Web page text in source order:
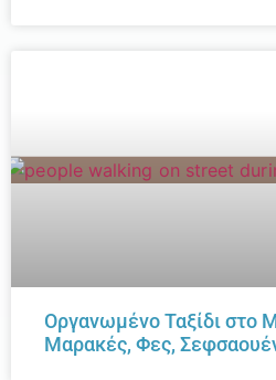
Οργανωμένο Ταξίδι στο
Μαρακές, Φες,